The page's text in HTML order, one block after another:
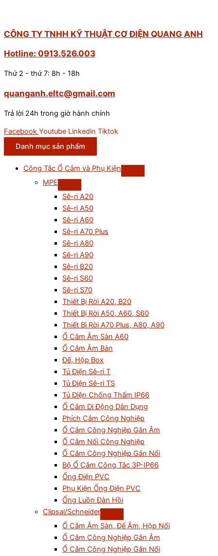
CÔNG TY TNHH KỸ THUẬT CƠ ĐIỆN QUANG ANH
Hotline: 0913.526.003
Thứ 2 - thứ 7: 8h - 18h
quanganh.eltc@gmail.com
Trả lời 24h trong giờ hành chính
Facebook Youtube Linkedin Tiktok
Danh mục sản phẩm
Công Tắc Ổ Cắm và Phụ Kiện
MPE
Sê-ri A20
Sê-ri A50
Sê-ri A60
Sê-ri A70 Plus
Sê-ri A80
Sê-ri A90
Sê-ri B20
Sê-ri S60
Sê-ri S70
Thiết Bị Rời A20, B20
Thiết Bị Rời A50, A60, S60
Thiết Bì Rời A70 Plus, A80, A90
Ổ Cắm Âm Sàn A60
Ổ Cắm Âm Bàn
Đế, Hộp Box
Tủ Điện Sê-ri T
Tủ Điện Sê-ri TS
Tủ Điện Chống Thấm IP66
Ổ Cắm Di Động Dân Dụng
Phích Cắm Công Nghiệp
Ổ Cắm Công Nghiệp Gắn Âm
Ổ Cắm Nối Công Nghiệp
Ổ Cắm Công Nghiệp Gắn Nổi
Bộ Ổ Cắm Công Tắc 3P-IP66
Ống Điện PVC
Phụ Kiện Ống Điện PVC
Ống Luồn Đàn Hồi
Clipsal/Schneider
Ổ Cắm Âm Sàn, Đế Âm, Hộp Nổi
Ổ Cắm Công Nghiệp Gắn Âm
Ổ Cắm Công Nghiệp Gắn Nổi